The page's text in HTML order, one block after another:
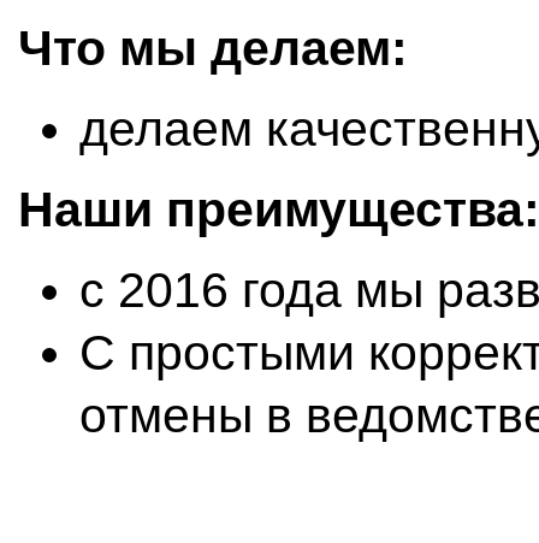
Что мы делаем:
делаем
Наши преимущества:
с 2016 года мы
С простыми
отмены в